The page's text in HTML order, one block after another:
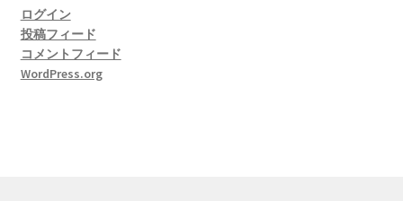
ログイン
投稿フィード
コメントフィード
WordPress.org